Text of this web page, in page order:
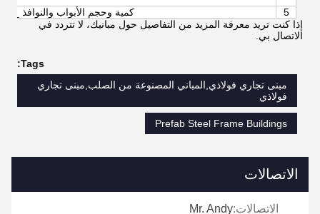
5
كمية وحجم الأبواب والنوافذ
إذا كنت تريد معرفة المزيد من التفاصيل حول مبانيك، لا تتردد في
الاتصال بي.
Tags:
مبنى تجاري فولاذي,المباني المصنوعة من الصلب,مبنى تجاري
فولاذي
Prefab Steel Frame Buildings
الاتصالات
الاتصالات:Mr. Andy